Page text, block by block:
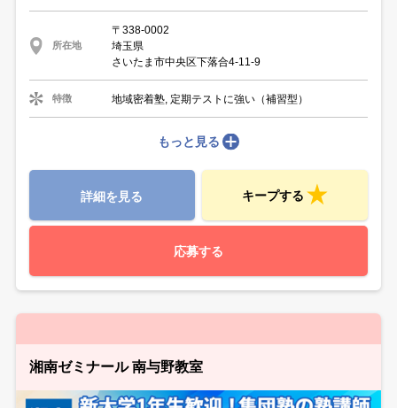
所在地
〒338-0002
埼玉県
さいたま市中央区下落合4-11-9
特徴 地域密着塾, 定期テストに強い（補習型）
もっと見る
詳細を見る キープする
応募する
湘南ゼミナール 南与野教室